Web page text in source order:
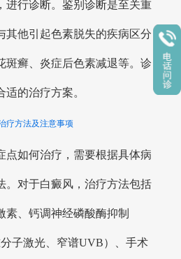
进行诊断。鉴别诊断是至关重
其他引起色素脱失的疾病区分
斑癣、炎症后色素减退等。诊
的治疗方案。
疗方法及注意事项
点如何治疗，需要根据具体病
。对于白癜风，治疗方法包括
素、钙调神经磷酸酶抑制
子激光、窄谱UVB）、手术